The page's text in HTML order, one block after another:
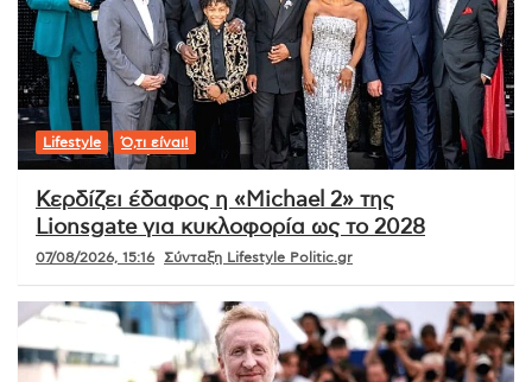
Lifestyle Ό,τι είναι!
Κερδίζει έδαφος η «Michael 2» της
Lionsgate για κυκλοφορία ως το 2028
07/08/2026, 15:16 Σύνταξη Lifestyle Politic.gr